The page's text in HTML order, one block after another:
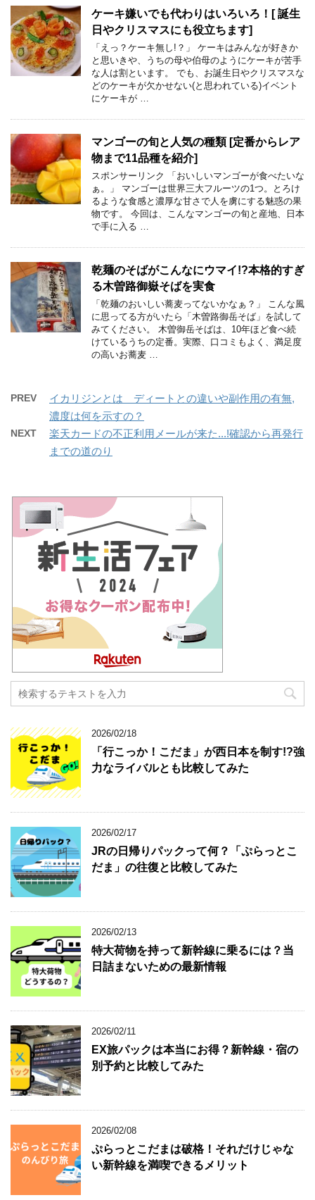
ケーキ嫌いでも代わりはいろいろ！[ 誕生
日やクリスマスにも役立ちます]
「えっ？ケーキ無し!？」 ケーキはみんなが好きか
と思いきや、うちの母や伯母のようにケーキが苦手
な人は割といます。 でも、お誕生日やクリスマスな
どのケーキが欠かせない(と思われている)イベント
にケーキが …
マンゴーの旬と人気の種類 [定番からレア
物まで11品種を紹介]
スポンサーリンク 「おいしいマンゴーが食べたいな
ぁ。」 マンゴーは世界三大フルーツの1つ。とろけ
るような食感と濃厚な甘さで人を虜にする魅惑の果
物です。 今回は、こんなマンゴーの旬と産地、日本
で手に入る …
乾麺のそばがこんなにウマイ!?本格的すぎ
る木曽路御嶽そばを実食
「乾麺のおいしい蕎麦ってないかなぁ？」 こんな風
に思ってる方がいたら「木曽路御岳そば」を試して
みてください。 木曽御岳そばは、10年ほど食べ続
けているうちの定番。実際、口コミもよく、満足度
の高いお蕎麦 …
PREV
イカリジンとは ディートとの違いや副作用の有無,
濃度は何を示すの？
NEXT
楽天カードの不正利用メールが来た...!確認から再発行
までの道のり
2026/02/18
「行こっか！こだま」が西日本を制す!?強
力なライバルとも比較してみた
2026/02/17
JRの日帰りパックって何？「ぷらっとこ
だま」の往復と比較してみた
2026/02/13
特大荷物を持って新幹線に乗るには？当
日詰まないための最新情報
2026/02/11
EX旅パックは本当にお得？新幹線・宿の
別予約と比較してみた
2026/02/08
ぷらっとこだまは破格！それだけじゃな
い新幹線を満喫できるメリット